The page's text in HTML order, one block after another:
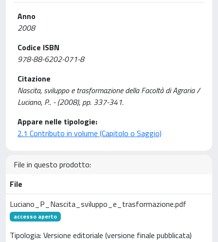
Anno
2008
Codice ISBN
978-88-6202-071-8
Citazione
Nascita, sviluppo e trasformazione della Facoltà di Agraria /
Luciano, P.. - (2008), pp. 337-341.
Appare nelle tipologie:
2.1 Contributo in volume (Capitolo o Saggio)
File in questo prodotto:
File
Luciano_P_Nascita_sviluppo_e_trasformazione.pdf
accesso aperto
Tipologia: Versione editoriale (versione finale pubblicata)